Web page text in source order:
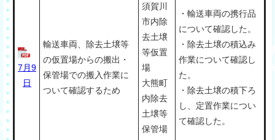
7月9
日
輸送車両、除去土壌等
の仮置場からの搬出・
保管場での搬入作業に
ついて確認するため
須賀川
市内除
去土壌
等仮置
場
大熊町
内除去
土壌等
保管場
・輸送車両の携行品
について確認した。
・除去土壌の積込み
作業について確認し
た。
・除去土壌の積下ろ
し、定置作業につい
て確認した。